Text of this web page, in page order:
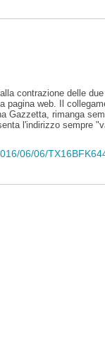
contrazione delle
pagina web. Il
Gazzetta, rimanga
l'indirizzo sempre
06/06/